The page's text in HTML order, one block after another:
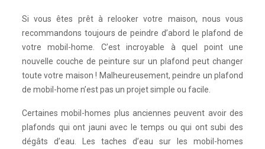
Si vous êtes prêt à relooker votre maison, nous vous
recommandons toujours de peindre d’abord le plafond de
votre mobil-home. C’est incroyable à quel point une
nouvelle couche de peinture sur un plafond peut changer
toute votre maison ! Malheureusement, peindre un plafond
de mobil-home n’est pas un projet simple ou facile.
Certaines mobil-homes plus anciennes peuvent avoir des
plafonds qui ont jauni avec le temps ou qui ont subi des
dégâts d’eau. Les taches d’eau sur les mobil-homes